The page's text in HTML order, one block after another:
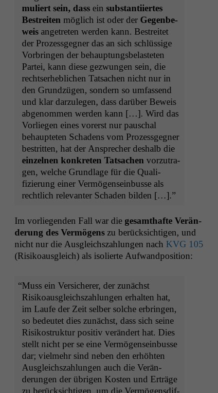
muliert sein, dass ein sub­stan­ti­iertes
Bestre­it­en möglich ist oder der Gegen­be­
weis ange­treten wer­den kann. Bestre­it­et
der Prozess­geg­n­er das an sich schlüs­sige
Vor­brin­gen der behaup­tungs­be­lasteten
Partei, kann diese gezwun­gen sein, die
recht­ser­he­blichen Tat­sachen nicht nur in
den Grundzü­gen, son­dern so umfassend
und klar darzule­gen, dass darüber Beweis
abgenom­men wer­den kann […]. Wird das
Vor­liegen eines vor­erst nur pauschal
behaupteten Schadens vom Prozess­geg­n­er
bestrit­ten, hat der Ansprech­er deshalb die
einzel­nen konkreten Tat­sachen vorzu­tra­
gen, welche Grund­lage für die Qual­i­
fizierung ein­er Ver­mö­gen­sein­busse als
rechtlich rel­e­van­ter Schaden bilden […].”
Im vor­liegen­den Fall war die gesamthafte Verän­
derung des Ver­mö­gens zu berück­sichti­gen, und
nicht nur die Aus­gle­ich­szahlun­gen nach KVG 105
(Risikoaus­gle­ich) als isolierte Aufwandposition:
“Muss ein Ver­sicher­er, der zunächst
Risikoaus­gle­ich­szahlun­gen erhal­ten hat,
im Laufe der Zeit sel­ber solche erbrin­gen,
so bedeutet dies zunächst, dass sich seine
Risikostruk­tur pos­i­tiv verän­dert hat. Dies
stellt nicht per se eine Ver­mö­gen­sein­busse
dar; vielmehr sind neben den erhöht­en
Aus­gle­ich­szahlun­gen auch die Verän­
derun­gen der übri­gen Kosten und Erträge
zu berück­sichti­gen, um die Ver­mö­gens­d­if­